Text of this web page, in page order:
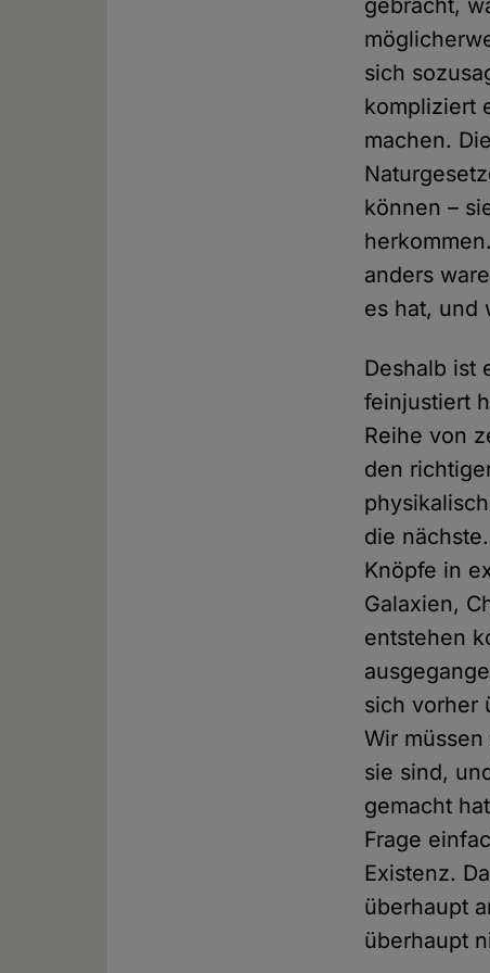
gebracht,
sich
kompliziert
machen.
können –
anders
es hat, und
Deshalb ist
feinjustiert
Reihe von
den
die
Knöpfe in
Galaxien,
entstehen
sich vorher
Wir
sie sind,
gemacht
Frage
Existenz.
überhaupt
überhaupt